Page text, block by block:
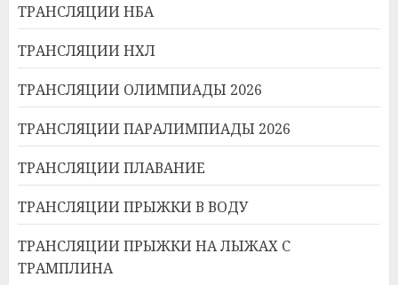
ТРАНСЛЯЦИИ НБА
ТРАНСЛЯЦИИ НХЛ
ТРАНСЛЯЦИИ ОЛИМПИАДЫ 2026
ТРАНСЛЯЦИИ ПАРАЛИМПИАДЫ 2026
ТРАНСЛЯЦИИ ПЛАВАНИЕ
ТРАНСЛЯЦИИ ПРЫЖКИ В ВОДУ
ТРАНСЛЯЦИИ ПРЫЖКИ НА ЛЫЖАХ С
ТРАМПЛИНА